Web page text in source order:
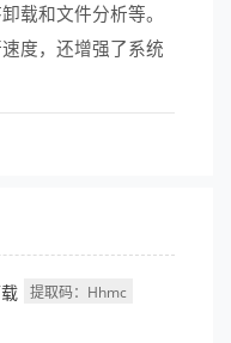
载和文件分析等。
度，还增强了系统
提取码：hhmc